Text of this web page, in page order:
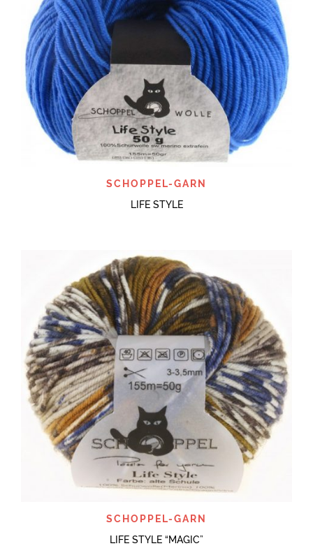
SCHOPPEL-GARN
LIFE STYLE
SCHOPPEL-GARN
LIFE STYLE “MAGIC”